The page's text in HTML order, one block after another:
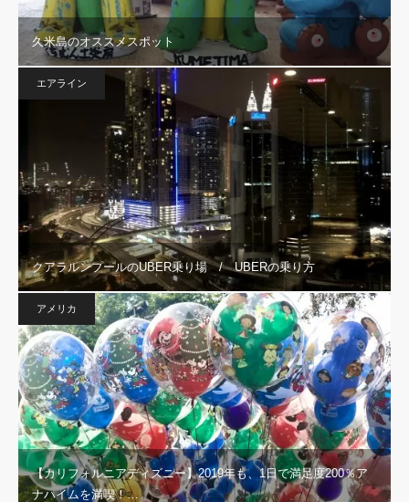
久米島のオススメスポット
エアライン
クアラルンプールのUBER乗り場 / UBERの乗り方
アメリカ
【カリフォルニアディズニー】2019年も、1日で満足度200％ア
ナハイムを満喫！…